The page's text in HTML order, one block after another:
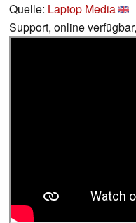
Quelle: Laptop Media
Support, online